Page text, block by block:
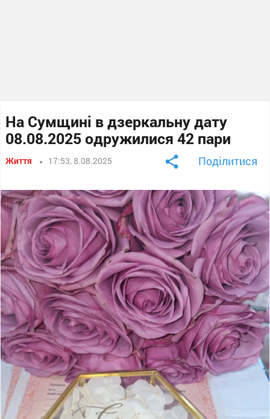
На Сумщині в дзеркальну дату
08.08.2025 одружилися 42 пари
Життя 17:53, 8.08.2025 Поділитися